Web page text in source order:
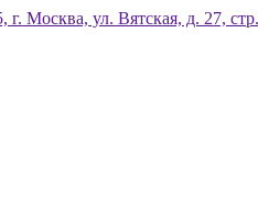
Москва, ул. Вятская, д. 27,